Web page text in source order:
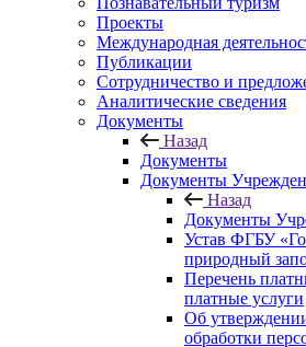
Проекты
Международная
Публикации
Сотрудничество и
Аналитические сведения
Документы
Назад
Документы
Документы
Назад
Документы
Устав ФГБУ
природный
Перечень
платные услуги
Об
обработки